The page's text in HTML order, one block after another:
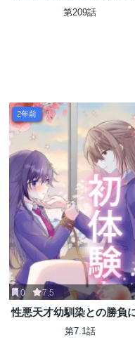
ゴ-
第209話
2年前
0 7.5
性悪天才幼馴染との勝負
けて初体験を全部奪われる
第7.1話